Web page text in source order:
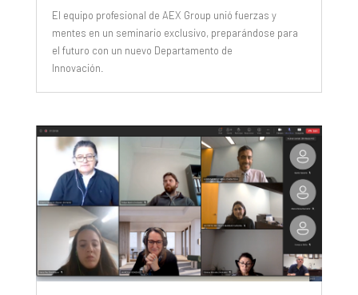
El equipo profesional de AEX Group unió fuerzas y
mentes en un seminario exclusivo, preparándose para
el futuro con un nuevo Departamento de
Innovación.